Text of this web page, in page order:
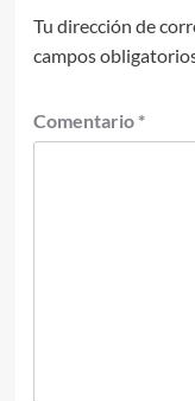
Tu dirección de
campos
Comentario *